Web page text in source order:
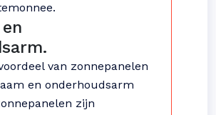
van zonnepanelen
en onderhoudsarm
zijn